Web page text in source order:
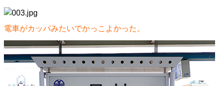
電車がカッパみたいでかっこよかった。